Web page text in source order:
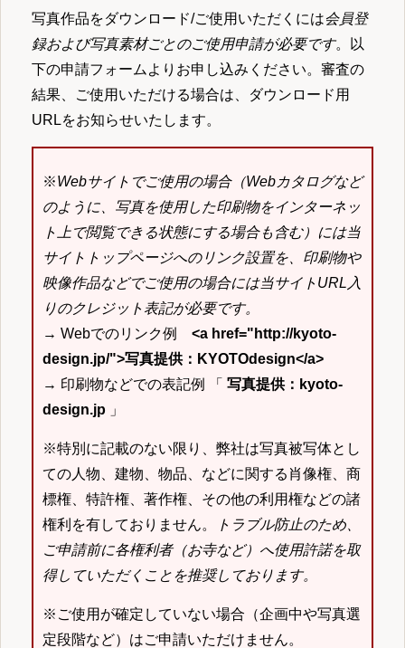
写真作品をダウンロード/ご使用いただくには会員登
録および写真素材ごとのご使用申請が必要です。以
下の申請フォームよりお申し込みください。審査の
結果、ご使用いただける場合は、ダウンロード用
URLをお知らせいたします。
※Webサイトでご使用の場合（Webカタログなど
のように、写真を使用した印刷物をインターネッ
ト上で閲覧できる状態にする場合も含む）には当
サイトトップページへのリンク設置を、印刷物や
映像作品などでご使用の場合には当サイトURL入
りのクレジット表記が必要です。
→ Webでのリンク例 <a href="http://kyoto-
design.jp/">写真提供：KYOTOdesign</a>
→ 印刷物などでの表記例 「 写真提供：kyoto-
design.jp 」
※特別に記載のない限り、弊社は写真被写体とし
ての人物、建物、物品、などに関する肖像権、商
標権、特許権、著作権、その他の利用権などの諸
権利を有しておりません。
トラブル防止のため、
ご申請前に各権利者（お寺など）へ使用許諾を取
得していただくことを推奨しております。
※ご使用が確定していない場合（企画中や写真選
定段階など）はご申請いただけません。